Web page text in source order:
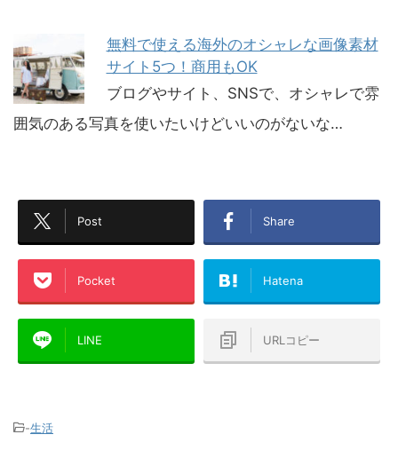
無料で使える海外のオシャレな画像素材
サイト5つ！商用もOK
ブログやサイト、SNSで、オシャレで雰
囲気のある写真を使いたいけどいいのがないな…
Post Share
Pocket Hatena
LINE URLコピー
-生活